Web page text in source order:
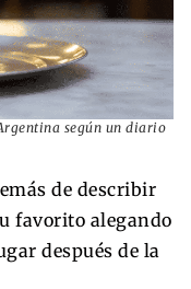
según un diario
de describir
favorito alegando
después de la